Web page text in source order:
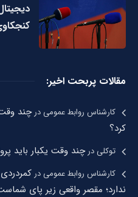
مقالات پربحت اخیر:
کارشناس روابط عمومیدرچند وقت
کرد؟
توکلیدرچند وقت یکبار باید
کارشناس روابط عمومیدر
ندارد؛ مقصر واقعی زیر پای